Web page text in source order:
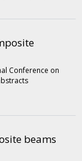
Conference on
beams